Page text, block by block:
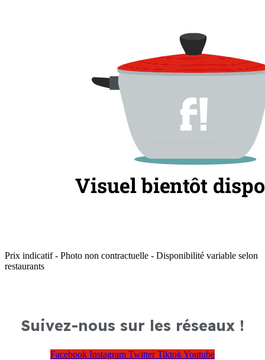
Prix indicatif - Photo non contractuelle - Disponibilité variable selon
restaurants
Suivez-nous sur les réseaux !
Facebook Instagram Twitter TiktokYoutube